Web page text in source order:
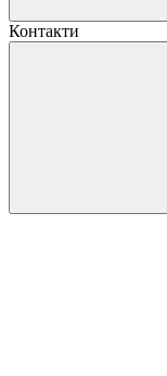
Контакти